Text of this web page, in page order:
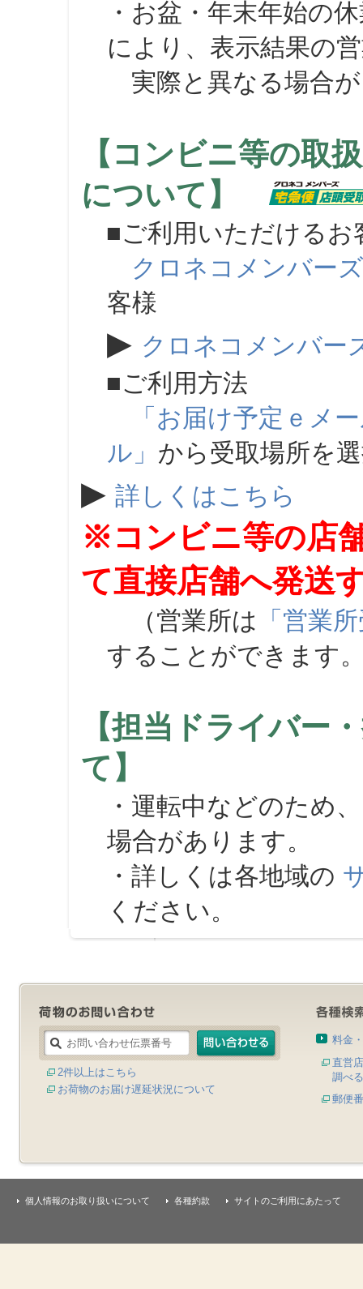
・お盆・年末年始の
により、表示結果の
実際と異なる場合が
【コンビニ等の取
について】
■ご利用いただけるお
クロネコメンバーズ
客様
▶ クロネコメンバー
■ご利用方法
「お届け予定ｅメ
ル」 から受取場所を
▶ 詳しくはこちら
※コンビニ等の店
て直接店舗へ発送
（営業所は 「営業
することができます
【担当ドライバー
て】
・運転中などのため
場合があります。
・詳しくは各地域の
ください。
2件以上はこちら
お荷物のお届け遅延状況について
料金
直営
調べる
郵便
個人情報のお取り扱いについて 各種約款 サイトのご利用にあたって